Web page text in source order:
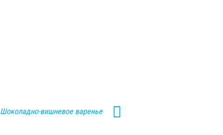
Шоколадно-вишневое варенье